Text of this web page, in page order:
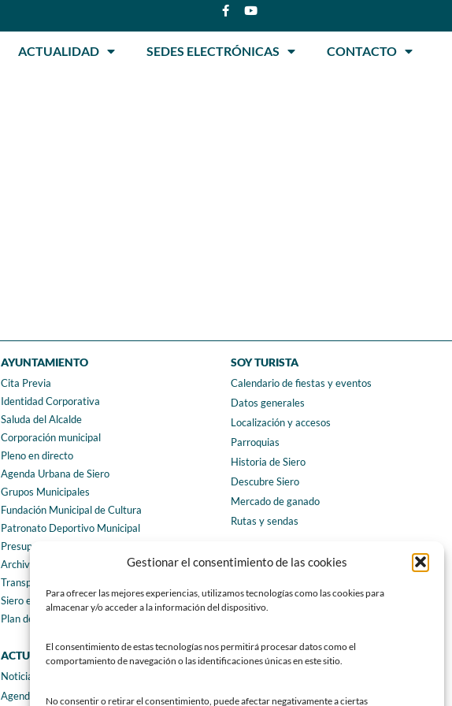
Gestionar el consentimiento de las cookies
Para ofrecer las mejores experiencias, utilizamos tecnologías como las cookies para
almacenar y/o acceder a la información del dispositivo.
El consentimiento de estas tecnologías nos permitirá procesar datos como el
comportamiento de navegación o las identificaciones únicas en este sitio.
No consentir o retirar el consentimiento, puede afectar negativamente a ciertas
ACTUALIDAD SEDES ELECTRÓNICAS CONTACTO
AYUNTAMIENTO
Cita Previa
Identidad Corporativa
Saluda del Alcalde
Corporación municipal
Pleno en directo
Agenda Urbana de Siero
Grupos Municipales
Fundación Municipal de Cultura
Patronato Deportivo Municipal
Presupuestos municipales
Archivo municipal
Transparencia
Siero en Cifras
Plan de igualdad
ACTUALIDAD
Noticias
Agenda
SOY TURISTA
Calendario de fiestas y eventos
Datos generales
Localización y accesos
Parroquias
Historia de Siero
Descubre Siero
Mercado de ganado
Rutas y sendas
CONTACTO
Teléfonos de interés
Formulario de contacto